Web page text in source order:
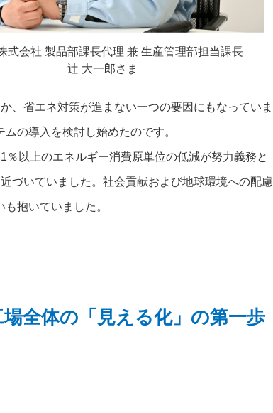
式会社 製品部課長代理 兼 生産管理部担当課長
辻 大一郎さま
、省エネ対策が進まない一つの要因にもなっていま
の導入を検討し始めたのです。
以上のエネルギー消費原単位の低減が努力義務と
づいていました。社会貢献および地球環境への配慮
抱いていました。
全体の「見える化」の第一歩